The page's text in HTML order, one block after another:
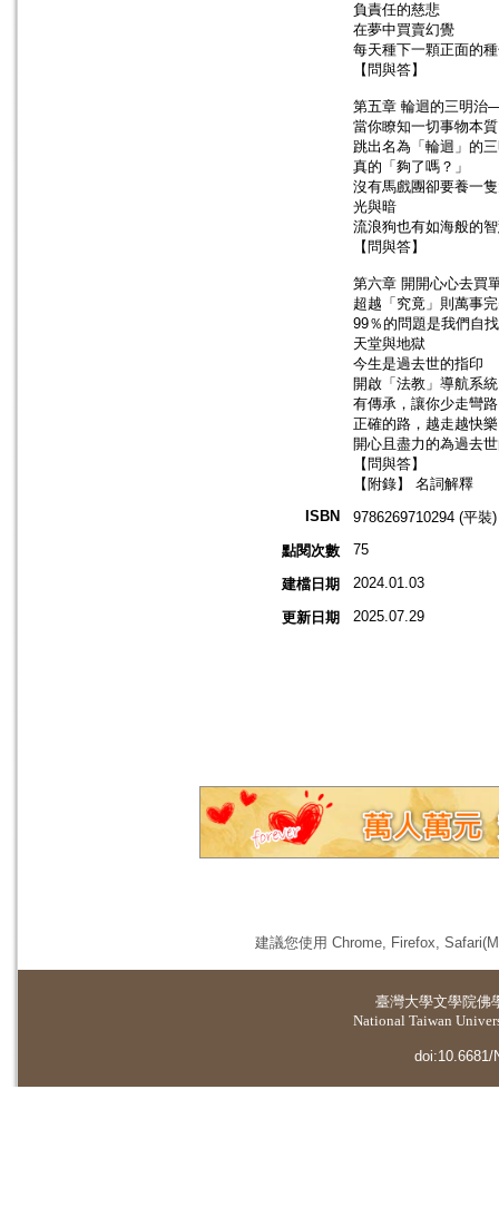
負責任的慈悲
在夢中買賣幻覺
每天種下一顆正面的
【問與答】
第五章 輪迴的三明治
當你瞭知一切事物本質
跳出名為「輪迴」的
真的「夠了嗎？」
沒有馬戲團卻要養一
光與暗
流浪狗也有如海般的
【問與答】
第六章 開開心心去買
超越「究竟」則萬事
99％的問題是我們自
天堂與地獄
今生是過去世的指印
開啟「法教」導航系統
有傳承，讓你少走彎路
正確的路，越走越快樂
開心且盡力的為過去
【問與答】
【附錄】 名詞解釋
ISBN
9786269710294 (平裝)
點閱次數
75
建檔日期 2024.01.03
更新日期 2025.07.29
建議您使用 Chrome, Firefox,
臺灣大學文學院佛
National Taiwan
doi:10.6681/